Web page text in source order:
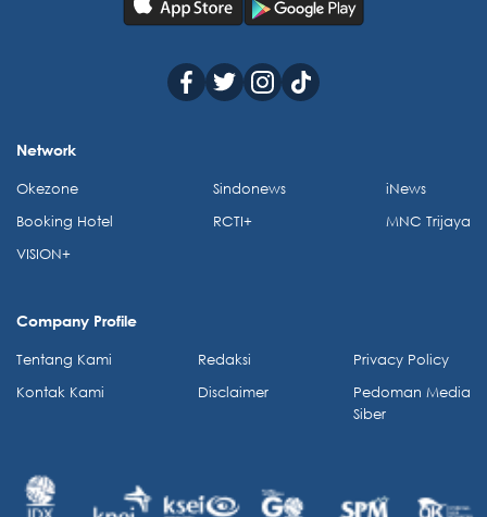
Network
Okezone
Booking Hotel
VISION+
Sindonews
RCTI+
iNews
MNC Trijaya
Company Profile
Tentang Kami
Kontak Kami
Redaksi
Disclaimer
Privacy Policy
Pedoman Media
Siber